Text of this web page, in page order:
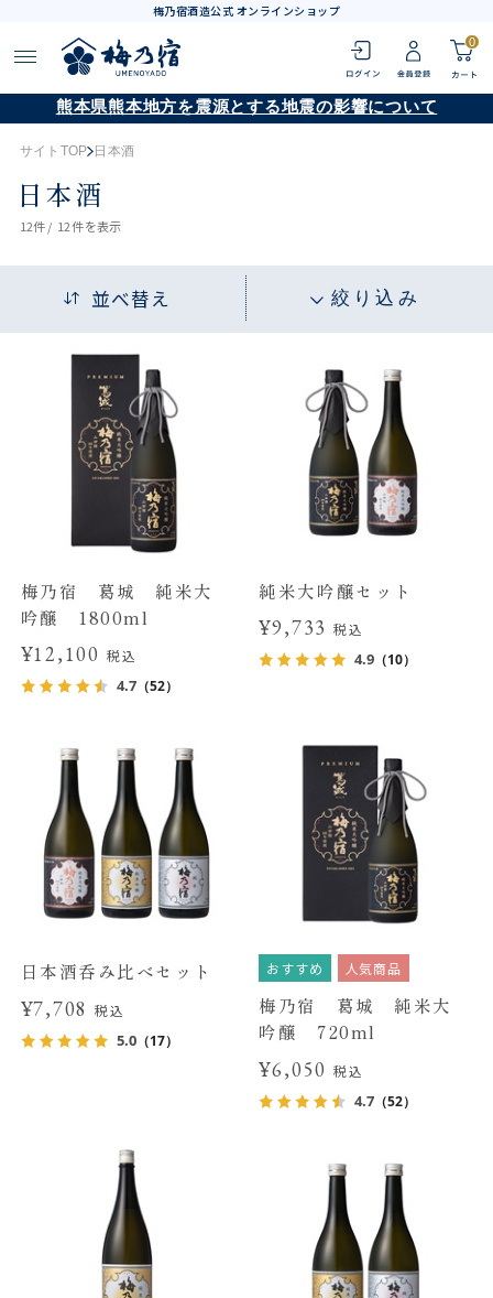
梅乃宿酒造公式 オンラインショップ
0
熊本県熊本地方を震源とする地震の影響について
サイトTOP 日本酒
日本酒
12件 / 12件を表示
並べ替え 絞り込み
梅乃宿 葛城 純米大
吟醸 1800ml
¥12,100 税込
4.7（52）
純米大吟醸セット
¥9,733 税込
4.9 （10）
日本酒呑み比べセット
¥7,708税込
5.0（17）
おすすめ 人気商品
梅乃宿 葛城 純米大
吟醸 720ml
¥6,050 税込
4.7 （52）